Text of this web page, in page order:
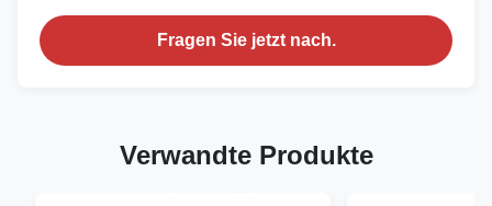
Fragen Sie jetzt nach.
Verwandte Produkte